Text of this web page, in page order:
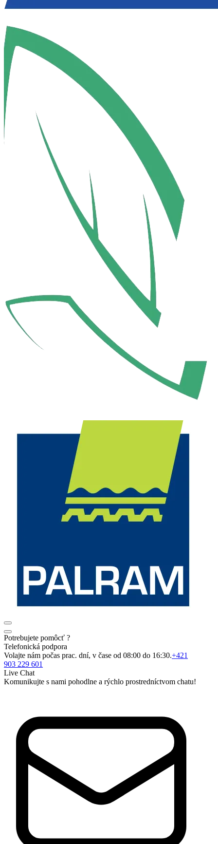
Potrebujete pomôcť ?
Telefonická podpora
Volajte nám počas prac. dní, v čase od 08:00 do 16:30.+421
903 229 601
Live Chat
Komunikujte s nami pohodlne a rýchlo prostredníctvom chatu!